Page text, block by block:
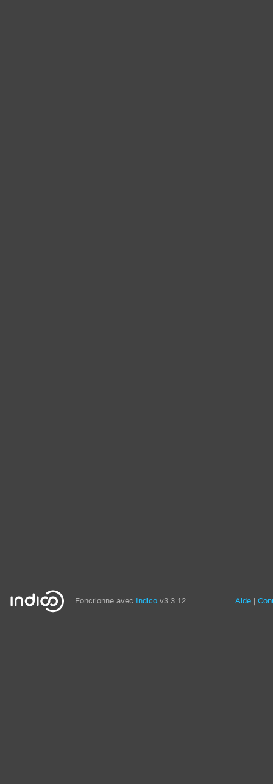
Fonctionne avec Indico v3.3.12 Aide